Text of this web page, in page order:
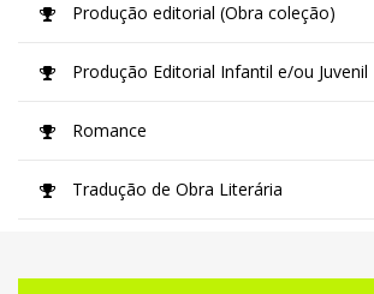
Produção editorial (Obra coleção)
Produção Editorial Infantil e/ou Juvenil
Romance
Tradução de Obra Literária